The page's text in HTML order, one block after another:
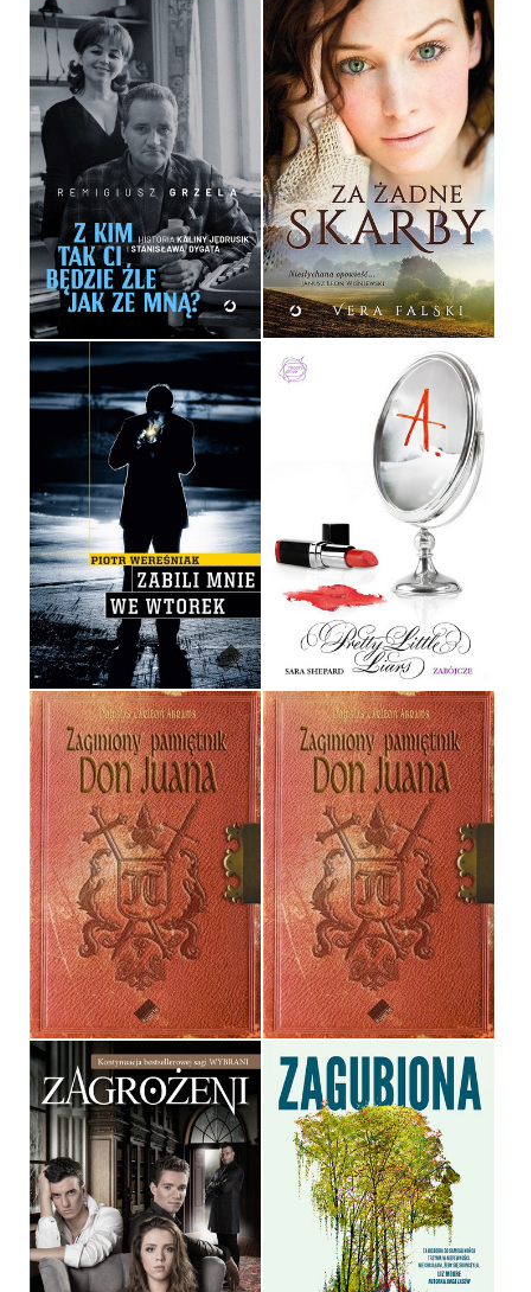
Z KIM TAK CI BĘDZIE ŹLE
JAK ZE MNĄ?
REMIGIUSZ GRZELA
OPRAWA TWARDA
49,99 ZŁ
ZA ŻADNE SKARBY
VERA FALSKI
OPRAWA MIĘKKA
34,90 ZŁ
ZABILI MNIE WE WTOREK
PIOTR WEREŚNIAK
OPRAWA MIĘKKA
32,90 ZŁ
ZABÓJCZE
SARA SHEPARD
OPRAWA MIĘKKA
32,90 ZŁ
ZAGINIONY PAMIĘTNIK
DON JUANA
DOUGLAS CARLTON ABRAMS
OPRAWA TWARDA
34,00 ZŁ
ZAGINIONY PAMIĘTNIK
DON JUANA
DOUGLAS CARLTON ABRAMS
OPRAWA MIĘKKA
29,00 ZŁ
ZAGROŻENI
C.J. DAUGHERTY
OPRAWA MIĘKKA
ZAGUBIONA
AMITY GAIGE
OPRAWA MIĘKKA